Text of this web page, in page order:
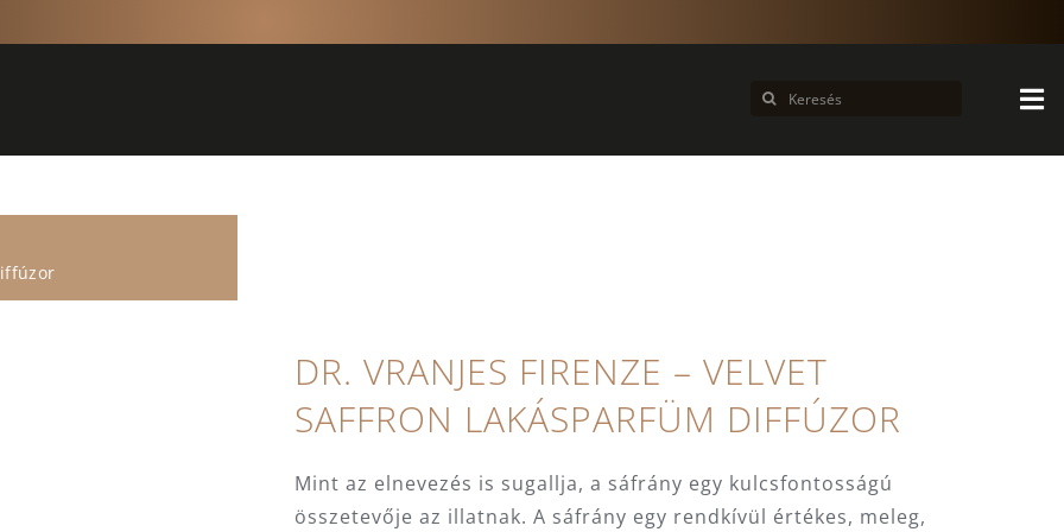
Keresés...
DR. VRANJES FIRENZE – VELVET
SAFFRON LAKÁSPARFÜM DIFFÚZOR
Mint az elnevezés is sugallja, a sáfrány egy kulcsfontosságú
összetevője az illatnak. A sáfrány egy rendkívül értékes, meleg,